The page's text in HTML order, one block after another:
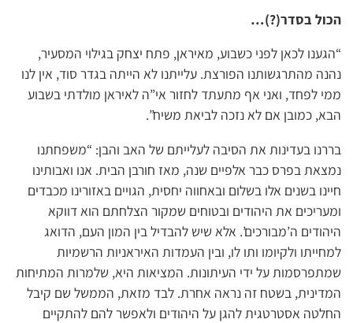
הכול בסדר(?)…
“הגענו לכאן לפני כשבוע, מאיראן, פתח יצחק בגילוי המסעיר,
נהנה מהתרגשותנו הפורצת. עלייתנו לא הייתה בגדר סוד, אין לנו
ממי לפחד, ואני אף מתעתד לחזור אי”ה לאיראן מולדתי בשבוע
הבא, כמובן אם לא נזכה לביאת משיח”.
בררנו בעדינות את הסיבה לעלייתם של האב והבן: “משפחתנו
נמצאת בפרס כבר אלפיים שנה, מאז חורבן הבית. אנו ואבותינו
חיינו בשנים אלו בשלום ובאחווה יחסית, הגויים באזורינו מכבדים
ומעריכים את היהודים ובטוחים שמקור הצלחתם הוא דווקא
היהודים ה’מבורכים’. אלא שיש להבדיל בין המון העם, הדואג
למחייתו ולקיומו ותו לו, ובין העמדות האיראניות הרשמיות
שמתפרסמות על ידי העיתונות. המציאות היא, שלמרות המתיחות
המדינית, בשטח זה נראה אחרת. לבד מזאת, הממשל שם קיבל
החלטה אסטרטגית להגן על היהודים ולאפשר להם להתקיים